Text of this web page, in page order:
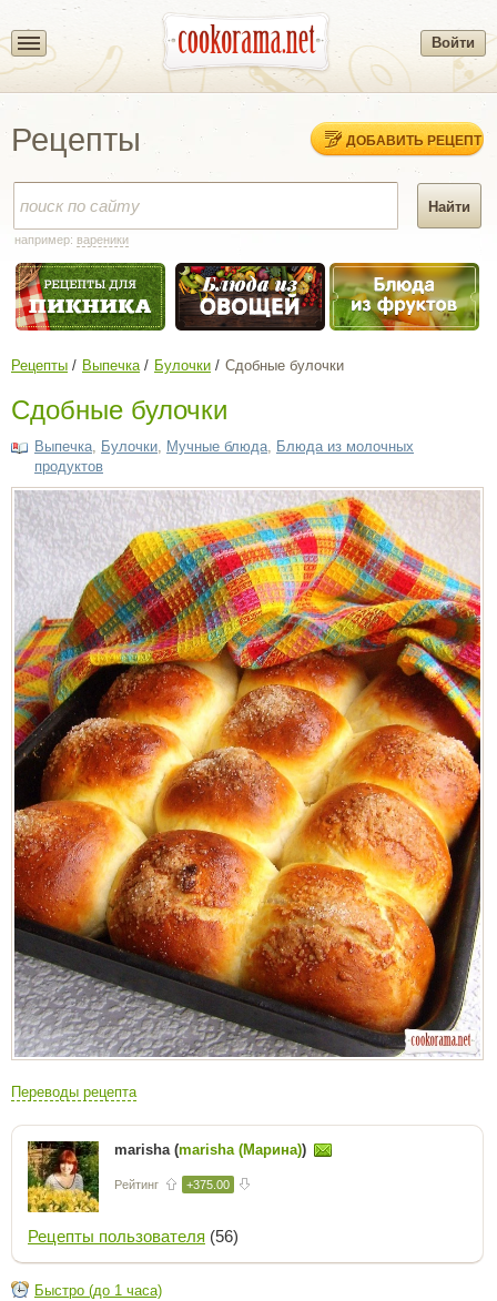
Войти
Рецепты ДОБАВИТЬ РЕЦЕПТ
например: вареники
Рецепты Выпечка Булочки Сдобные булочки
Сдобные булочки
Выпечка Булочки Мучные блюда Блюда из молочных
продуктов
Переводы рецепта
marisha (marisha (Марина))
Рейтинг +375.00
Рецепты пользователя (56)
Быстро (до 1 часа)